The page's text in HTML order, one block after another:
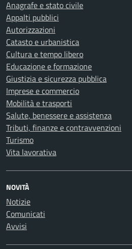
Anagrafe e stato civile
Appalti pubblici
Autorizzazioni
Catasto e urbanistica
Cultura e tempo libero
Educazione e formazione
Giustizia e sicurezza pubblica
Imprese e commercio
Mobilità e trasporti
Salute, benessere e assistenza
Tributi, finanze e contravvenzioni
Turismo
Vita lavorativa
NOVITÀ
Notizie
Comunicati
Avvisi